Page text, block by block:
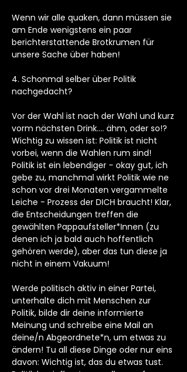
Wenn wir alle quaken, dann müssen sie
am Ende wenigstens ein paar
berichterstattende Brotkrumen für
unsere Sache über haben!
4. Schonmal selber über Politik
nachgedacht?
Vor der Wahl ist nach der Wahl und kurz
vorm nächsten Drink…. ähm, oder so!?
Wichtig zu wissen ist: Politik ist nicht
vorbei, wenn die Wahlen rum sind!
Politik ist ein lebendiger - okay gut, ich
gebe zu, manchmal wirkt Politik wie ne
schon vor drei Monaten vergammelte
Leiche - Prozess der DICH braucht! Klar,
die Entscheidungen treffen die
gewählten Pappaufsteller*Innen (zu
denen ich ja bald auch hoffentlich
gehören werde), aber das tun diese ja
nicht in einem Vakuum!
Werde politisch aktiv in einer Partei,
unterhalte dich mit Menschen zur
Politik, bilde dir deine informierte
Meinung und schreibe eine Mail an
deine/n Abgeordnete*n, um etwas zu
ändern! Tu all diese Dinge oder nur eins
davon: Wichtig ist, das du etwas tust.